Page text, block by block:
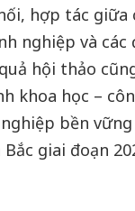
hợp tác giữa
nghiệp và các
hội thảo
học – công
bền
giai đoạn